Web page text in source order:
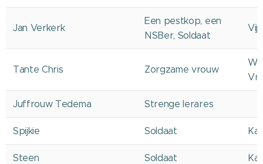
Jan Verkerk
Een pestkop, een
NSBer, Soldaat
Tante Chris Zorgzame vrouw
Juffrouw Tedema Strenge lerares
Spijkie Soldaat
Steen Soldaat